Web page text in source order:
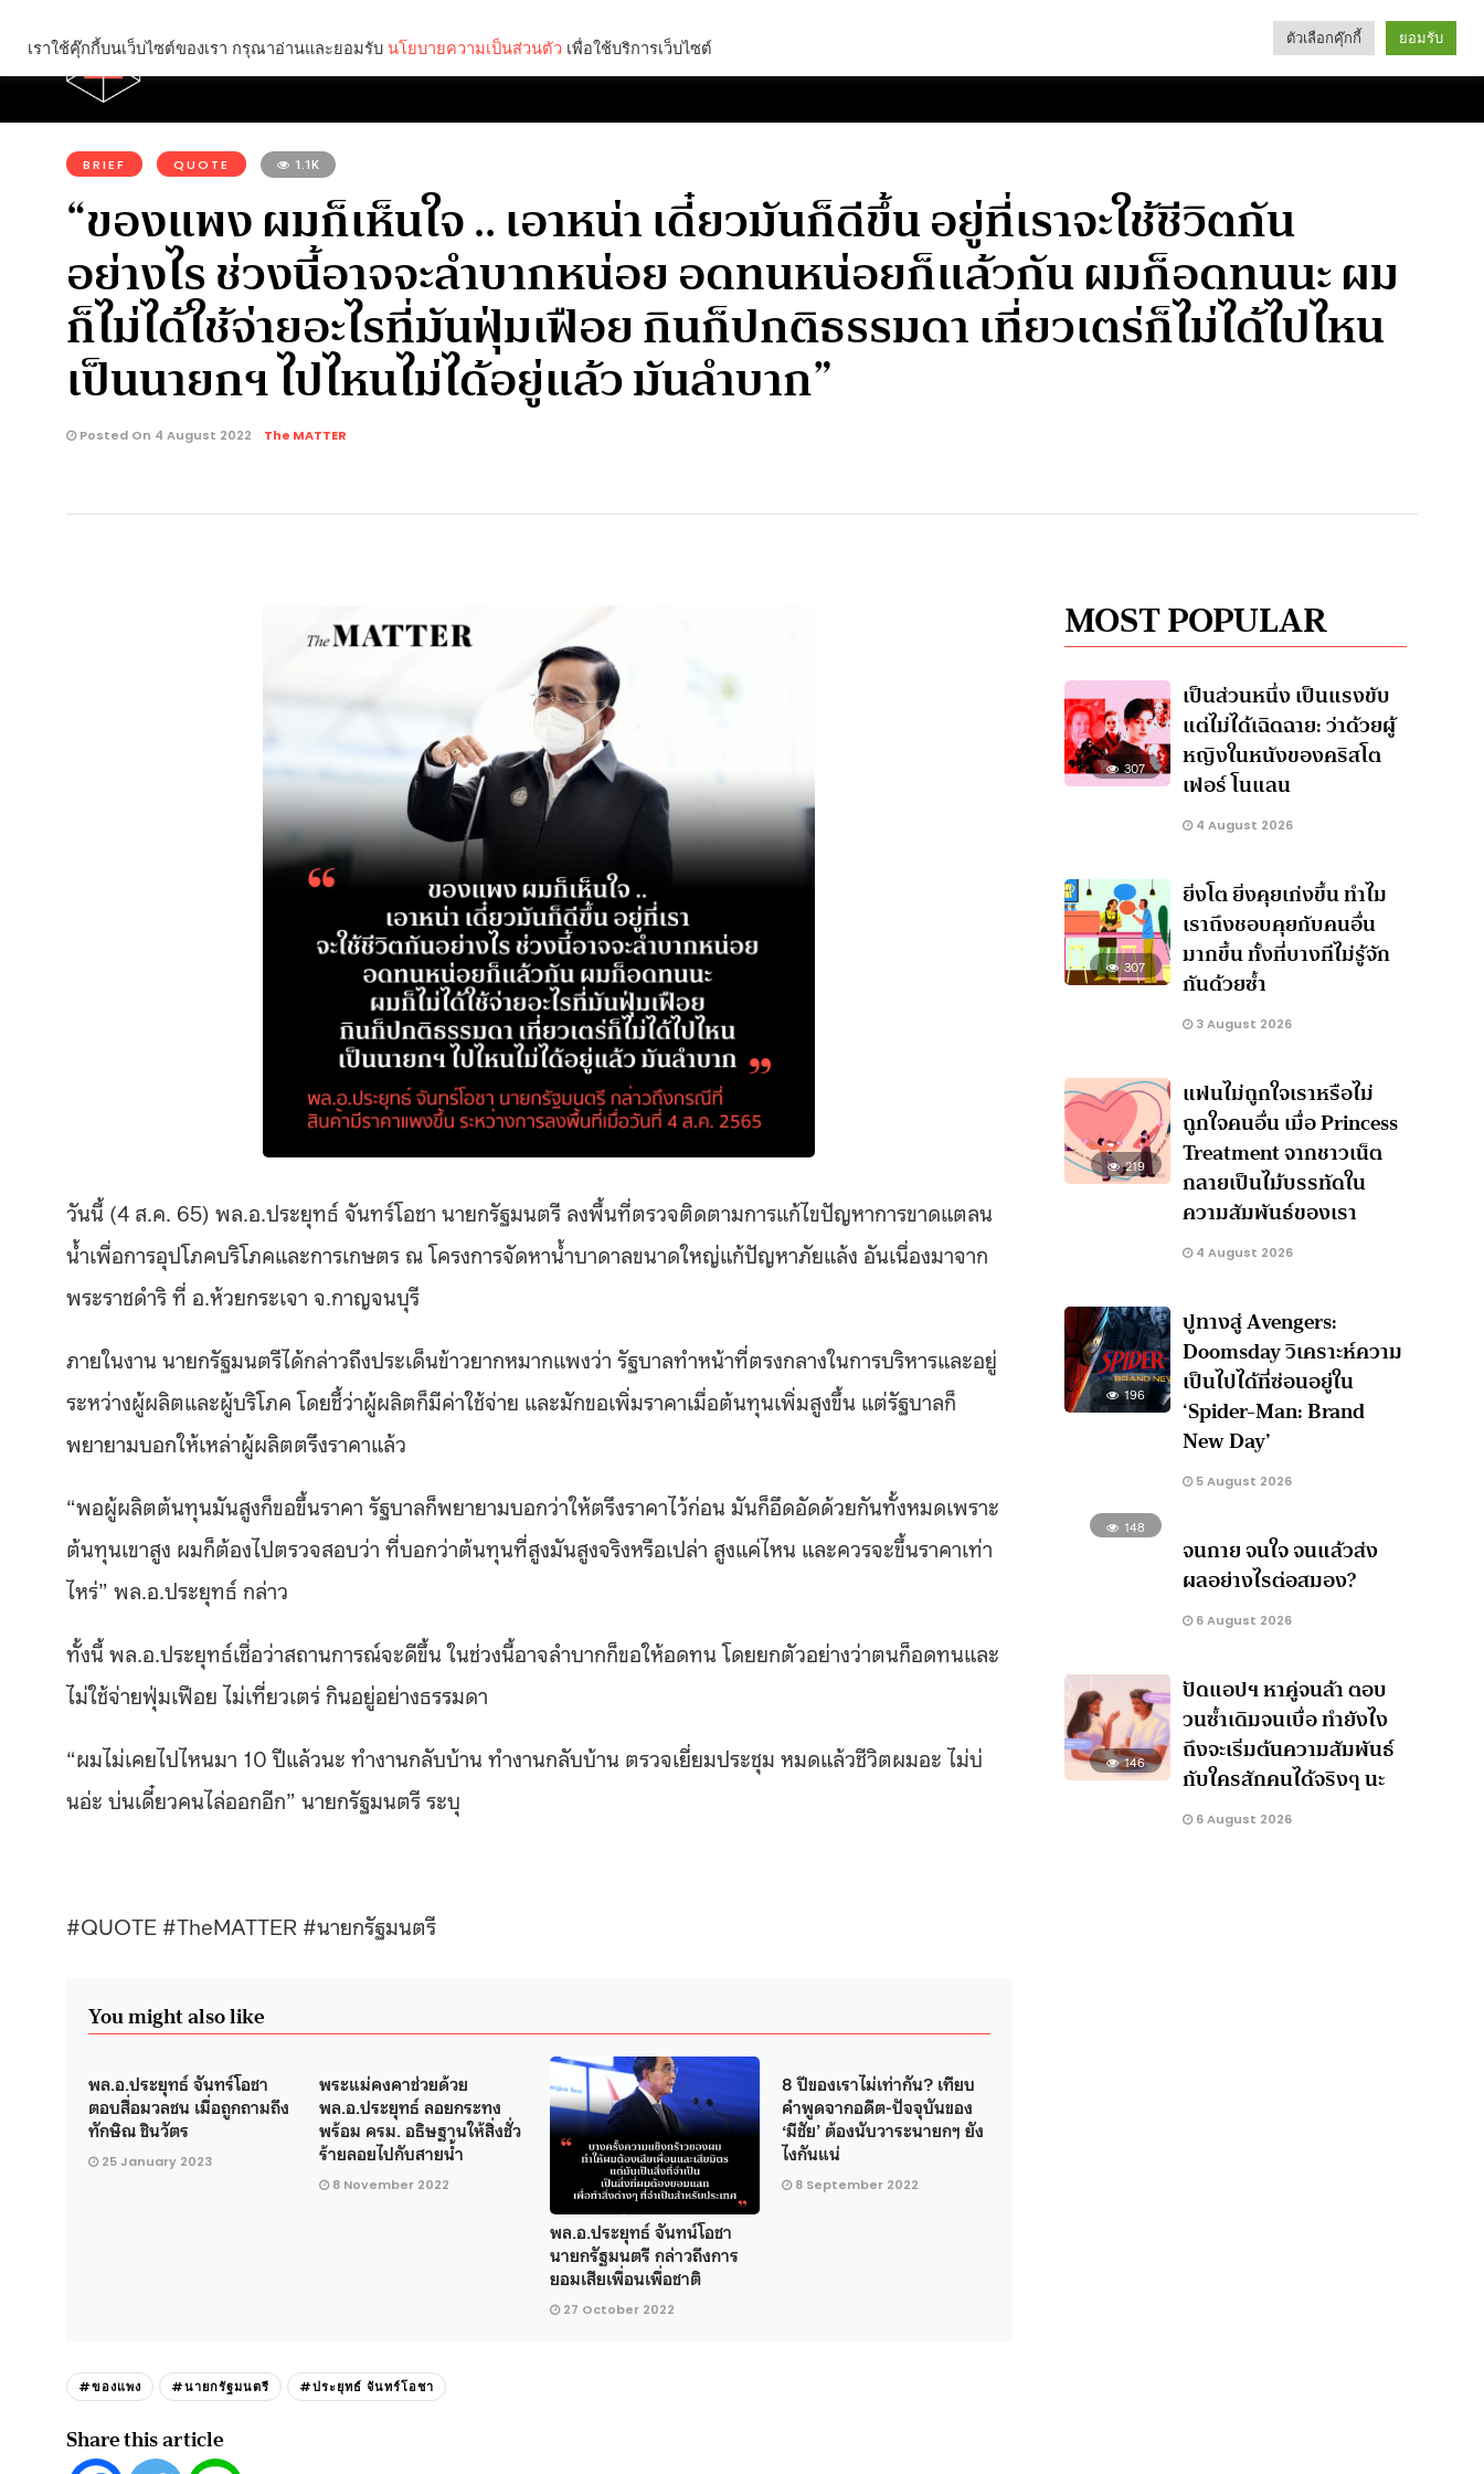
Categories
คุณกำลังอ่าน:
BRIEF QUOTE 1.1K
“ของแพง ผมก็เห็นใจ .. เอาหน่า เดี๋ยวมันก็ดีขึ้น อยู่ที่เราจะใช้ชีวิตกัน
อย่างไร ช่วงนี้อาจจะลำบากหน่อย อดทนหน่อยก็แล้วกัน ผมก็อดทนนะ ผม
ก็ไม่ได้ใช้จ่ายอะไรที่มันฟุ่มเฟือย กินก็ปกติธรรมดา เที่ยวเตร่ก็ไม่ได้ไปไหน
เป็นนายกฯ ไปไหนไม่ได้อยู่แล้ว มันลำบาก”
Posted On 4 August 2022 The MATTER
วันนี้ (4 ส ค . 65) พล อ ประยุทธ์ จันทร์โอชา นายกรัฐมนตรี ลงพื้นที่ตรวจติดตามการแก้ไขปัญหาการขาดแตลน
น้ำเพื่อการอุปโภคบริโภคและการเกษตร ณ โครงการจัดหาน้ำบาดาลขนาดใหญ่แก้ปัญหาภัยแล้ง อันเนื่องมาจาก
พระราชดำริ ที่ อ ห้วยกระเจา จ กาญจนบุรี
ภายในงาน นายกรัฐมนตรีได้กล่าวถึงประเด็นข้าวยากหมากแพงว่า รัฐบาลทำหน้าที่ตรงกลางในการบริหารและอยู่
ระหว่างผู้ผลิตและผู้บริโภค โดยชี้ว่าผู้ผลิตก็มีค่าใช้จ่าย และมักขอเพิ่มราคาเมื่อต้นทุนเพิ่มสูงขึ้น แต่รัฐบาลก็
พยายามบอกให้เหล่าผู้ผลิตตรึงราคาแล้ว
“พอผู้ผลิตต้นทุนมันสูงก็ขอขึ้นราคา รัฐบาลก็พยายามบอกว่าให้ตรึงราคาไว้ก่อน มันก็อึดอัดด้วยกันทั้งหมดเพราะ
ต้นทุนเขาสูง ผมก็ต้องไปตรวจสอบว่า ที่บอกว่าต้นทุนที่สูงมันสูงจริงหรือเปล่า สูงแค่ไหน และควรจะขึ้นราคาเท่า
ไหร่” พล อ ประยุทธ์ กล่าว
ทั้งนี้ พล อ ประยุทธ์เชื่อว่าสถานการณ์จะดีขึ้น ในช่วงนี้อาจลำบากก็ขอให้อดทน โดยยกตัวอย่างว่าตนก็อดทนและ
ไม่ใช้จ่ายฟุ่มเฟือย ไม่เที่ยวเตร่ กินอยู่อย่างธรรมดา
“ผมไม่เคยไปไหนมา 10ปีแล้วนะ ทำงานกลับบ้าน ทำงานกลับบ้าน ตรวจเยี่ยมประชุม หมดแล้วชีวิตผมอะ ไม่บ่
นอ่ะ บ่นเดี๋ยวคนไล่ออกอีก” นายกรัฐมนตรี ระบุ
#QUOTE #TheMATTER #นายกรัฐมนตรี
You might also like
พล.อ.ประยุทธ์ จันทร์โอชา
ตอบสื่อมวลชน เมื่อถูกถามถึง
ทักษิณ ชินวัตร
25 January 2023
พระแม่คงคาช่วยด้วย
พล.อ.ประยุทธ์ ลอยกระทง
พร้อม ครม. อธิษฐานให้สิ่งชั่ว
ร้ายลอยไปกับสายน้ำ
8 November 2022
พล.อ.ประยุทธ์ จันทน์โอชา
นายกรัฐมนตรี กล่าวถึงการ
ยอมเสียเพื่อนเพื่อชาติ
27 October 2022
8 ปีของเราไม่เท่ากัน? เทียบ
คำพูดจากอดีต-ปัจจุบันของ
‘มีชัย’ ต้องนับวาระนายกฯ ยัง
ไงกันแน่
8 September 2022
#ของแพง #นายกรัฐมนตรี #ประยุทธ์ จันทร์โอชา
Share this article
MOST POPULAR
307
เป็นส่วนหนึ่ง เป็นแรงขับ
แต่ไม่ได้เฉิดฉาย: ว่าด้วยผู้
หญิงในหนังของคริสโต
เฟอร์ โนแลน
4 August 2026
307
ยิ่งโต ยิ่งคุยเก่งขึ้น ทำไม
เราถึงชอบคุยกับคนอื่น
มากขึ้น ทั้งที่บางทีไม่รู้จัก
กันด้วยซ้ำ
3 August 2026
219
แฟนไม่ถูกใจเราหรือไม่
ถูกใจคนอื่น เมื่อ Princess
Treatment จากชาวเน็ต
กลายเป็นไม้บรรทัดใน
ความสัมพันธ์ของเรา
4 August 2026
196
ปูทางสู่ Avengers:
Doomsday วิเคราะห์ความ
เป็นไปได้ที่ซ่อนอยู่ใน
‘Spider-Man: Brand
New Day’
5 August 2026
148
จนกาย จนใจ จนแล้วส่ง
ผลอย่างไรต่อสมอง?
6 August 2026
146
ปัดแอปฯ หาคู่จนล้า ตอบ
วนซ้ำเดิมจนเบื่อ ทำยังไง
ถึงจะเริ่มต้นความสัมพันธ์
กับใครสักคนได้จริงๆ นะ
6 August 2026
เราใช้คุ๊กกี้บนเว็บไซต์ของเรา กรุณาอ่านและยอมรับ นโยบายความเป็นส่วนตัว เพื่อใช้บริการเว็บไซต์ ตัวเลือกคุ๊กกี้ ยอมรับ